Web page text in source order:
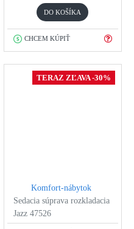
DO KOŠÍKA
CHCEM KÚPIŤ
TERAZ ZĽAVA -30%
Komfort-nábytok
Sedacia súprava rozkladacia
Jazz 47526